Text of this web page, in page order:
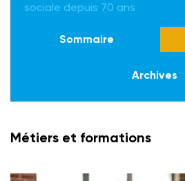
sociale depuis 70 ans
Sommaire
Archives
Métiers et formations